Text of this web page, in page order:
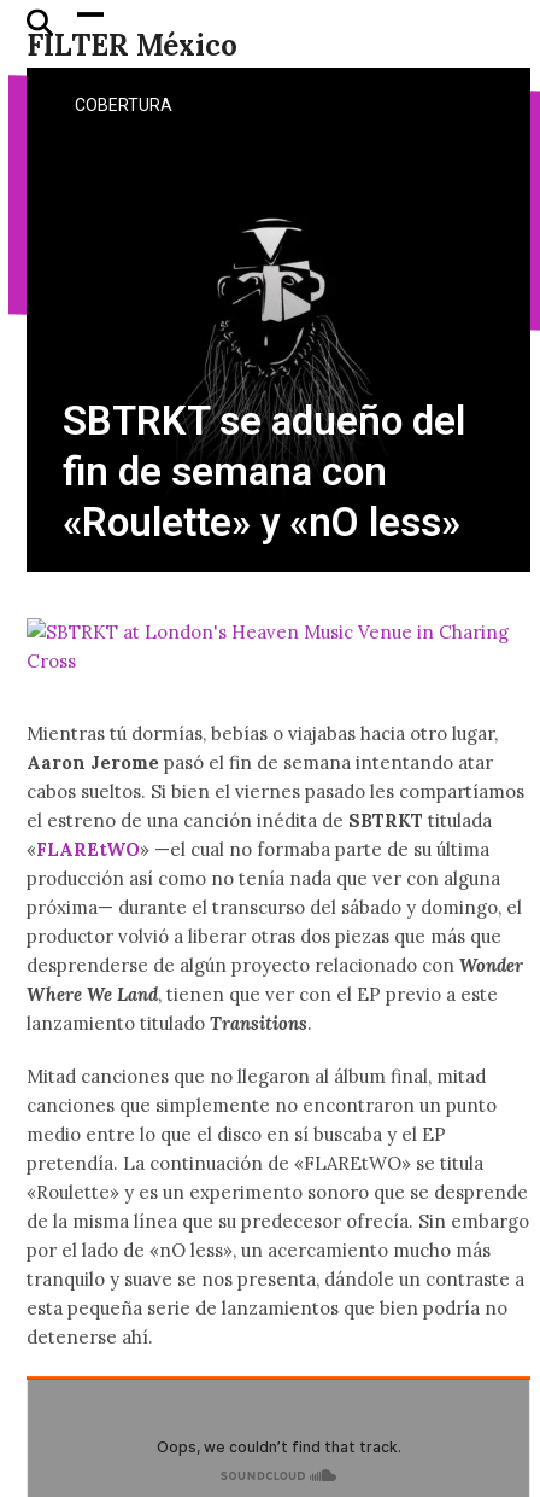
Skip
content
FILTER México
Open
mobile
menu
Close
mobile
menu
COBERTURA
SBTRKT se adueño del
fin de semana con
«Roulette» y «nO less»
Mientras tú dormías, bebías o viajabas hacia otro lugar,
Aaron Jerome pasó el fin de semana intentando atar
cabos sueltos. Si bien el viernes pasado les compartíamos
el estreno de una canción inédita de SBTRKTtitulada
«FLAREtWO» —el cual no formaba parte de su última
producción así como no tenía nada que ver con alguna
próxima— durante el transcurso del sábado y domingo, el
productor volvió a liberar otras dos piezas que más que
desprenderse de algún proyecto relacionado conWonder
Where We Land, tienen que ver con el EP previo a este
lanzamiento tituladoTransitions.
Mitad canciones que no llegaron al álbum final, mitad
canciones que simplemente no encontraron un punto
medio entre lo que el disco en sí buscaba y el EP
pretendía. La continuación de «FLAREtWO» se titula
«Roulette» y es un experimento sonoro que se desprende
de la misma línea que su predecesor ofrecía. Sin embargo
por el lado de «nO less», un acercamiento mucho más
tranquilo y suave se nos presenta, dándole un contraste a
esta pequeña serie de lanzamientos que bien podría no
detenerse ahí.